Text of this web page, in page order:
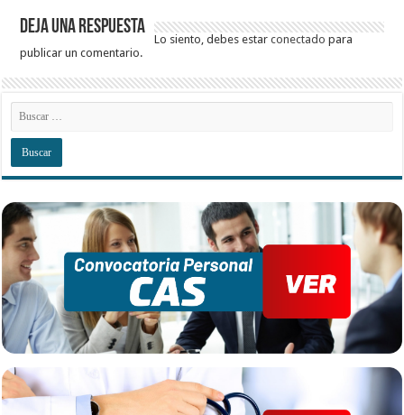
Deja una respuesta
Lo siento, debes estarconectado para
publicar un comentario.